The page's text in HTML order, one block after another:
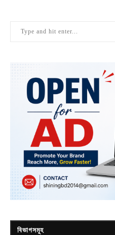
বিভাগসমূহ